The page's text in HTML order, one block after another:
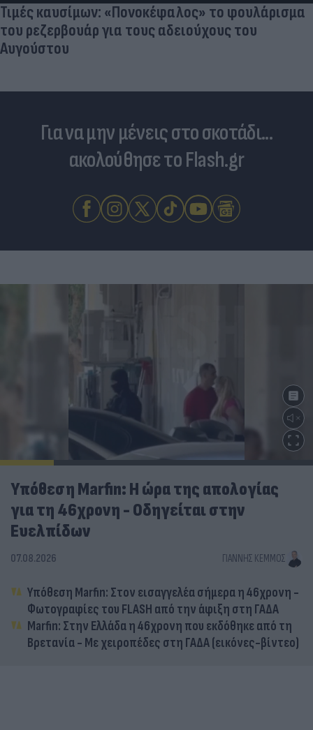
Για να μην μένεις στο σκοτάδι...
ακολούθησε το Flash.gr
Υπόθεση Marfin: Η ώρα της απολογίας
για τη 46χρονη - Οδηγείται στην
Ευελπίδων
07.08.2026 ΓΙΆΝΝΗΣ ΚΈΜΜΟΣ
Υπόθεση Marfin: Στον εισαγγελέα σήμερα η 46χρονη -
Φωτογραφίες του FLASH από την άφιξη στη ΓΑΔΑ
Marfin: Στην Ελλάδα η 46χρονη που εκδόθηκε από τη
Βρετανία - Με χειροπέδες στη ΓΑΔΑ (εικόνες-βίντεο)